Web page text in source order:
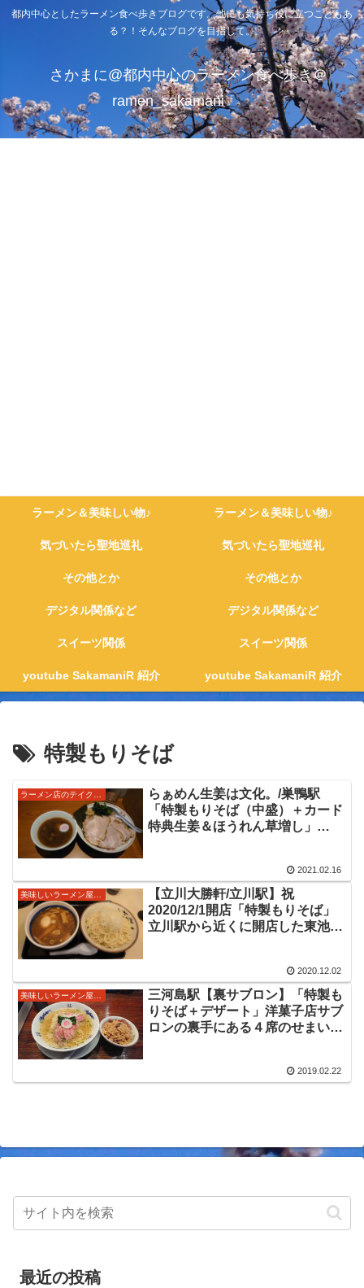
都内中心としたラーメン食べ歩きブログです。他にも気持ち役に立つこともあ
る？！そんなブログを目指して。
さかまに@都内中心のラーメン食べ歩き＠
ramen_sakamani
ラーメン＆美味しい物♪ ラーメン＆美味しい物♪
気づいたら聖地巡礼 気づいたら聖地巡礼
その他とか その他とか
デジタル関係など デジタル関係など
スイーツ関係 スイーツ関係
youtube SakamaniR 紹介 youtube SakamaniR 紹介
特製もりそば
らぁめん生姜は文化。/巣鴨駅
「特製もりそば（中盛）＋カード
特典生姜＆ほうれん草増し」
が感じられる醤油スープ、チャー
シューも美味しい限定をいただき
ました。
2021.02.16
美味しいラーメン屋さん
【立川大勝軒/立川駅】祝
2020/12/1開店「特製もりそば」
立川駅から近くに開店した東池袋
めの麺、東池袋大勝軒系の「もり
そば」をいただいてきました。
2020.12.02
三河島駅【裏サブロン】「特製も
りそば＋デザート」洋菓子店サブ
ロンの裏手にある４席のせまいな
2019.02.22
最近の投稿